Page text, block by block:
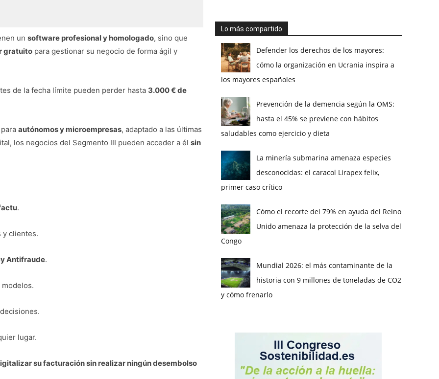
un software profesional y homologado, sino que
gratuito para gestionar su negocio de forma ágil y
de la fecha límite pueden perder hasta 3.000 € de
autónomos y microempresas, adaptado a las últimas
los negocios del Segmento III pueden acceder a él sin
.
y clientes.
Antifraude.
lugar.
su facturación sin realizar ningún desembolso
Lo más compartido
Defender los derechos de los mayores:
cómo la organización en Ucrania inspira a
los mayores españoles
Prevención de la demencia según la OMS:
hasta el 45% se previene con hábitos
saludables como ejercicio y dieta
La minería submarina amenaza especies
desconocidas: el caracol Lirapex felix,
primer caso crítico
Cómo el recorte del 79% en ayuda del Reino
Unido amenaza la protección de la selva del
Congo
Mundial 2026: el más contaminante de la
historia con 9 millones de toneladas de CO2
y cómo frenarlo